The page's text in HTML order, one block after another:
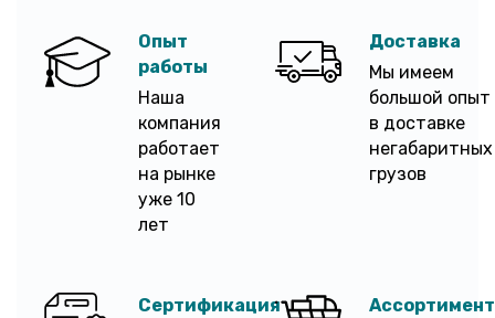
Опыт
работы
Наша
компания
работает
на рынке
уже 10
лет
Доставка
Мы имеем
большой опыт
в доставке
негабаритных
грузов
Сертификация
Ассортимент